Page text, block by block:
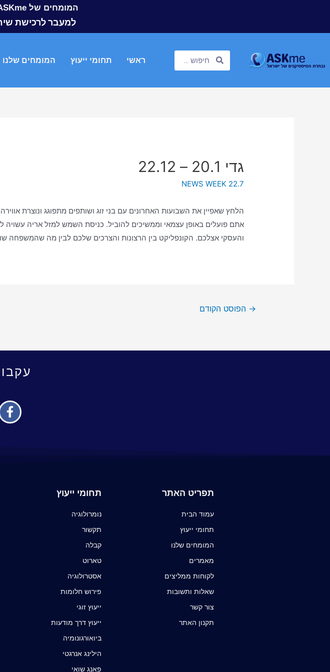
המומחים של ASKme - כאן, במיוחד בשבילך
למעבר לרכישת
ראשי תחומי ייעוץ המומחים שלנו
גדי 20.1 – 22.12
NEWS WEEK 22.7
הלחץ שאפיין את השבועות האחרונים עם בני זוג ושותפים מתפוגג ונוצרת
אתם פועלים באופן עצמאי וממשיכים להוביל. כניסת השמש למזל אריה
והעסקי אצלכם. הקונפליקט בין הרצונות והצרכים שלכם לבין מה שהמשפחה
→ הפוסט הקודם
תפריט האתר
עמוד הבית
תחומי ייעוץ
המומחים שלנו
מאמרים
לקוחות ממליצים
שאלות ותשובות
צור קשר
תקנון האתר
תחומי ייעוץ
נומרולוגיה
תקשור
קבלה
טארוט
אסטרולוגיה
פירוש חלומות
ייעוץ זוגי
ייעוץ דרך מודעות
ביואורגונומיה
הילינג אנרגטי
פאנג שואי